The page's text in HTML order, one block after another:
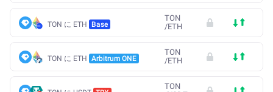
TON に ETH Base
TON
/ETH
TON に ETH Arbitrum ONE
TON
/ETH
TON